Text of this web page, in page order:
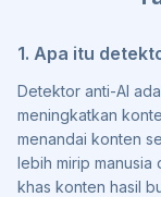
1. Apa itu
Detektor anti-AI
meningkatkan
menandai konten
lebih mirip manusia
khas konten hasil